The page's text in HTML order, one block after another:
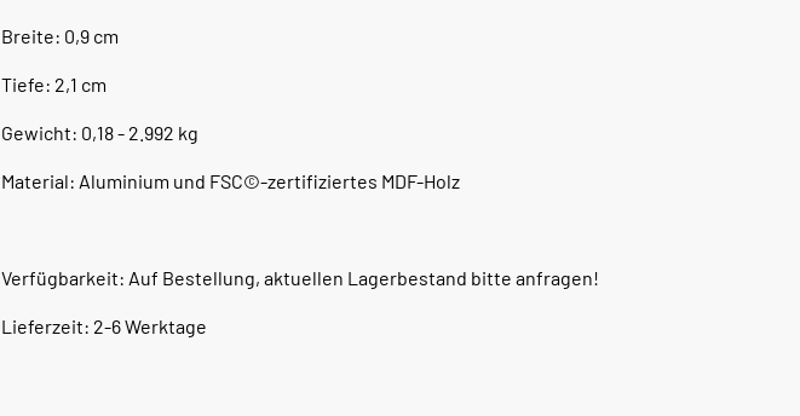
Breite: 0,9 cm
Tiefe: 2,1 cm
Gewicht: 0,18 - 2.992 kg
Material: Aluminium und FSC©-zertifiziertes MDF-Holz
Verfügbarkeit: Auf Bestellung, aktuellen Lagerbestand bitte anfragen!
Lieferzeit: 2-6 Werktage